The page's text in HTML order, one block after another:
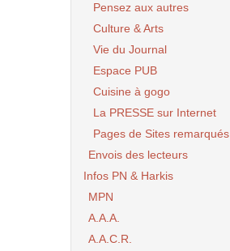
Pensez aux autres
Culture & Arts
Vie du Journal
Espace PUB
Cuisine à gogo
La PRESSE sur Internet
Pages de Sites remarqués
Envois des lecteurs
Infos PN & Harkis
MPN
A.A.A.
A.A.C.R.